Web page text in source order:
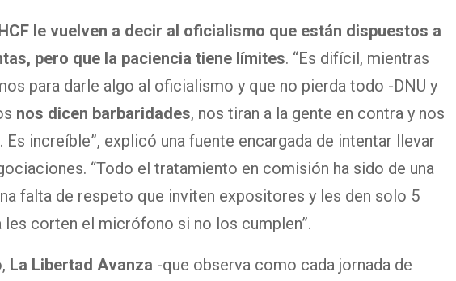
le vuelven a decir al oficialismo que están dispuestos a
pero que la paciencia tiene límites. “Es difícil, mientras
para darle algo al oficialismo y que no pierda todo -DNU y
nos dicen barbaridades, nos tiran a la gente en contra y nos
increíble”, explicó una fuente encargada de intentar llevar
“Todo el tratamiento en comisión ha sido de una
falta de respeto que inviten expositores y les den solo 5
les corten el micrófono si no los cumplen”.
La Libertad Avanza -que observa como cada jornada de